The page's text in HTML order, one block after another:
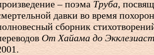
– поэма Труба,
давки во время
сборник
От Хайама до